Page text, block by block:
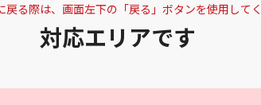
戻る際は、画面左下の「戻る」ボタンを使用してく
対応エリアです